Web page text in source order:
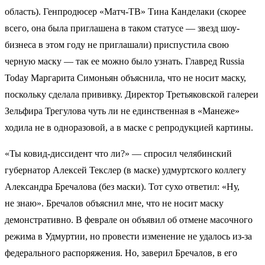
область). Генпродюсер «Матч-ТВ» Тина Канделаки (скорее
всего, она была приглашена в таком статусе — звезд шоу-
бизнеса в этом году не приглашали) приспустила свою
черную маску — так ее можно было узнать. Главред Russia
Today Маргарита Симоньян объяснила, что не носит маску,
поскольку сделала прививку. Директор Третьяковской галереи
Зельфира Трегулова чуть ли не единственная в «Манеже»
ходила не в одноразовой, а в маске с репродукцией картины.
«Ты ковид-диссидент что ли?» — спросил челябинский
губернатор Алексей Текслер (в маске) удмуртского коллегу
Александра Бречалова (без маски). Тот сухо ответил: «Ну,
не знаю». Бречалов объяснил мне, что не носит маску
демонстративно. В феврале он объявил об отмене масочного
режима в Удмуртии, но провести изменение не удалось из-за
федерального распоряжения. Но, заверил Бречалов, в его